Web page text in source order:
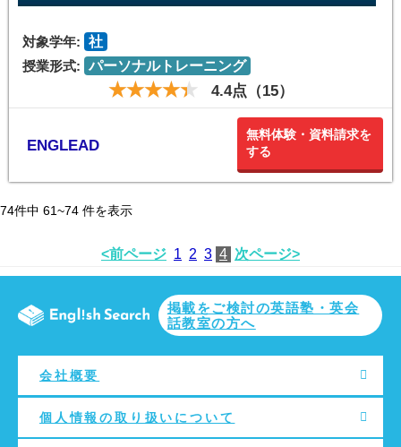
対象学年: 社
授業形式: パーソナルトレーニング
4.4点（15）
ENGLEAD
無料体験・資料請求を
する
74件中 61~74 件を表示
<前ページ 1 2 3 4 次ページ>
掲載をご検討の英語塾・英会
話教室の方へ
会社概要
個人情報の取り扱いについて